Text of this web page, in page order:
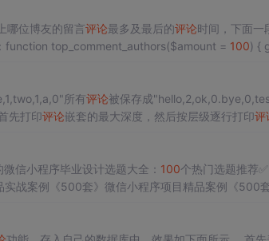
哪位博友的留言评论最多及最后的评论时间，下面一
function top_comment_authors($amount = 100) { globa
所有评论被保存成
先打印评论嵌套的最大深度，然后按层级逐行打印评
信小程序毕业设计选题大全： 100个热门选题推荐
战案例《500套》微信小程序项目精品案例《500